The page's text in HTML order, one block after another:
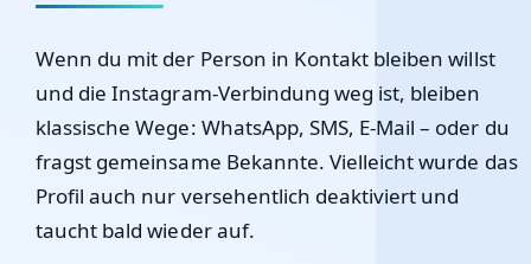
Wenn du mit der Person in Kontakt bleiben willst
und die Instagram-Verbindung weg ist, bleiben
klassische Wege: WhatsApp, SMS, E-Mail – oder du
fragst gemeinsame Bekannte. Vielleicht wurde das
Profil auch nur versehentlich deaktiviert und
taucht bald wieder auf.